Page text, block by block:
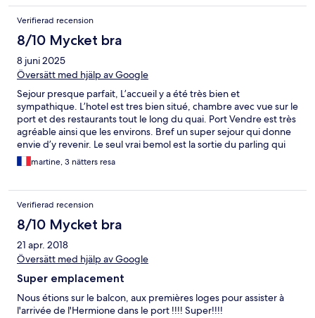
Verifierad recension
8/10 Mycket bra
8 juni 2025
Översätt med hjälp av Google
Sejour presque parfait, L’accueil y a été très bien et
sympathique. L’hotel est tres bien situé, chambre avec vue sur le
port et des restaurants tout le long du quai. Port Vendre est très
agréable ainsi que les environs. Bref un super sejour qui donne
envie d’y revenir. Le seul vrai bemol est la sortie du parling qui
est trop étroite donc de la çarrosserie et la peinture de la
portiere à refaire. C’est dommmage.
martine, 3 nätters resa
Verifierad recension
8/10 Mycket bra
21 apr. 2018
Översätt med hjälp av Google
Super emplacement
Nous étions sur le balcon, aux premières loges pour assister à
l'arrivée de l'Hermione dans le port !!!! Super!!!!